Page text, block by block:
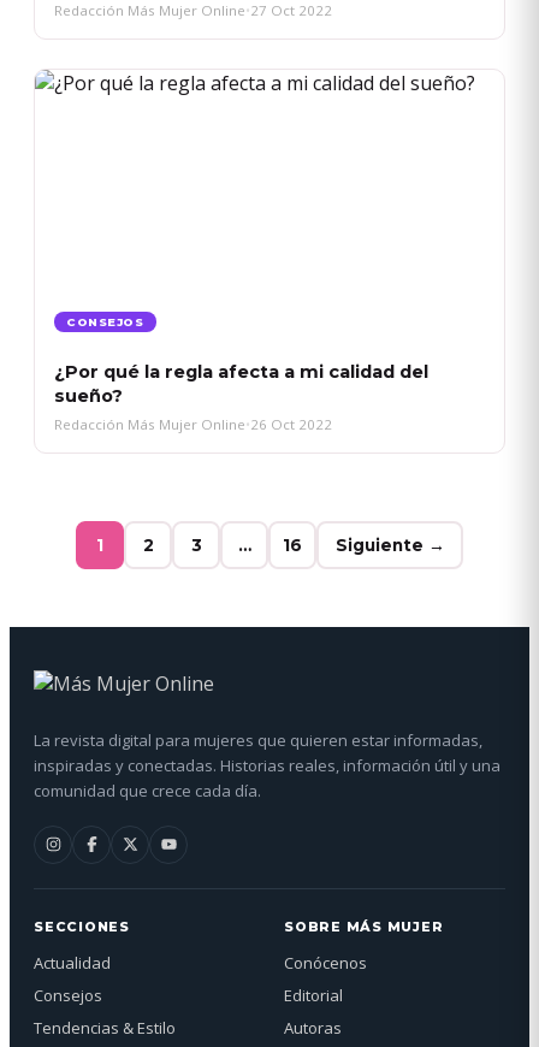
Redacción Más Mujer Online•27 Oct 2022
CONSEJOS
¿Por qué la regla afecta a mi calidad del
sueño?
Redacción Más Mujer Online•26 Oct 2022
1 2 3 … 16 Siguiente →
La revista digital para mujeres que quieren estar informadas,
inspiradas y conectadas. Historias reales, información útil y una
comunidad que crece cada día.
SECCIONES
Actualidad
Consejos
Tendencias & Estilo
SOBRE MÁS MUJER
Conócenos
Editorial
Autoras